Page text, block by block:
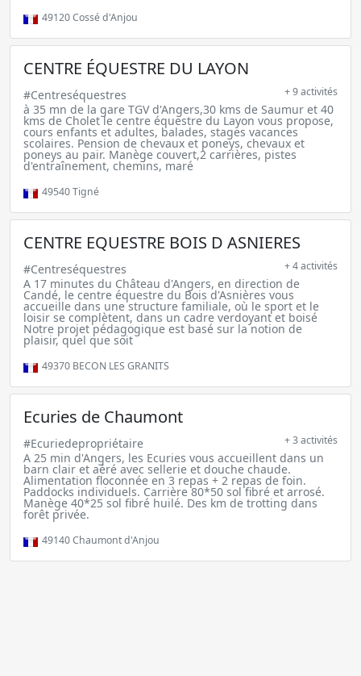
49120Cossé d'Anjou
CENTRE ÉQUESTRE DU LAYON
#Centreséquestres + 9 activités
à 35 mn de la gare TGV d'Angers,30 kms de Saumur et 40
kms de Cholet le centre équestre du Layon vous propose,
cours enfants et adultes, balades, stages vacances
scolaires. Pension de chevaux et poneys, chevaux et
poneys au pair. Manège couvert,2 carrières, pistes
d'entraînement, chemins, maré
49540Tigné
CENTRE EQUESTRE BOIS D ASNIERES
#Centreséquestres + 4 activités
A 17 minutes du Château d'Angers, en direction de
Candé, le centre équestre du Bois d'Asnières vous
accueille dans une structure familiale, où le sport et le
loisir se complètent, dans un cadre verdoyant et boisé
Notre projet pédagogique est basé sur la notion de
plaisir, quel que soit
49370 BECON LES GRANITS
Ecuries de Chaumont
#Ecuriedepropriétaire + 3 activités
A 25 min d'Angers, les Ecuries vous accueillent dans un
barn clair et aéré avec sellerie et douche chaude.
Alimentation floconnée en 3 repas + 2 repas de foin.
Paddocks individuels. Carrière 80*50 sol fibré et arrosé.
Manège 40*25 sol fibré huilé. Des km de trotting dans
forêt privée.
49140Chaumont d'Anjou